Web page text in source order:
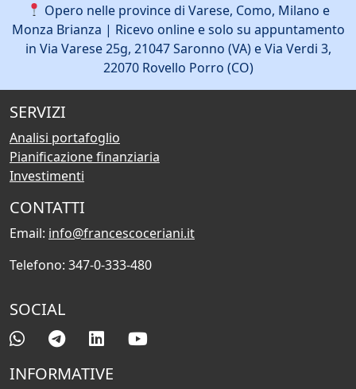
Opero nelle province di Varese, Como, Milano e
Monza Brianza | Ricevo online e solo su appuntamento
in Via Varese 25g, 21047 Saronno (VA) e Via Verdi 3,
22070 Rovello Porro (CO)
SERVIZI
Analisi portafoglio
Pianificazione finanziaria
Investimenti
CONTATTI
Email: info@francescoceriani.it
Telefono: 347-0-333-480
SOCIAL
INFORMATIVE